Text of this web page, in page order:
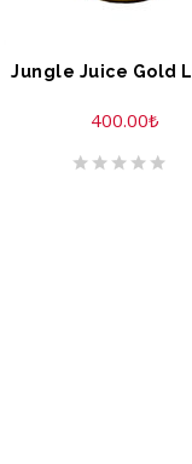
400.00₺